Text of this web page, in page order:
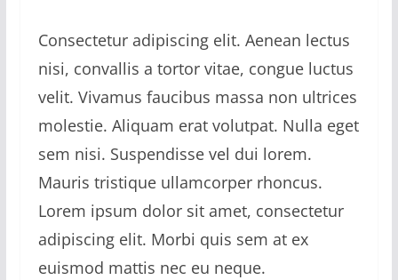
Consectetur adipiscing elit. Aenean lectus
nisi, convallis a tortor vitae, congue luctus
velit. Vivamus faucibus massa non ultrices
molestie. Aliquam erat volutpat. Nulla eget
sem nisi. Suspendisse vel dui lorem.
Mauris tristique ullamcorper rhoncus.
Lorem ipsum dolor sit amet, consectetur
adipiscing elit. Morbi quis sem at ex
euismod mattis nec eu neque.